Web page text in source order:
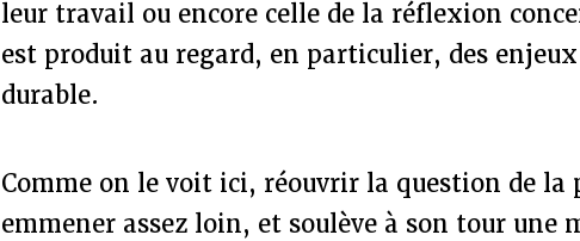
leur travail ou encore celle de la réflexion
est produit au regard, en particulier, des
durable.
Comme on le voit ici, réouvrir la question de
emmener assez loin, et soulève à son tour une